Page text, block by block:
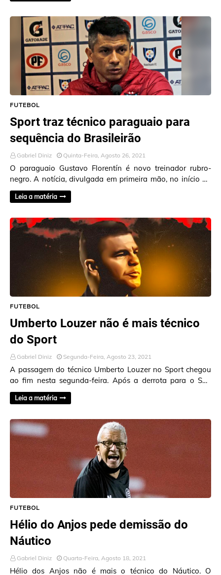
FUTEBOL
Sport traz técnico paraguaio para
sequência do Brasileirão
Gabriel Diniz Quinta-Feira, Agosto 26, 2021
O paraguaio Gustavo Florentín é novo treinador rubro-
negro. A notícia, divulgada em primeira mão, no início da
madrugada desta quinta-feira (26), pel…
Leia a matéria
FUTEBOL
Umberto Louzer não é mais técnico
do Sport
Gabriel Diniz Segunda-Feira, Agosto 23, 2021
A passagem do técnico Umberto Louzer no Sport chegou
ao fim nesta segunda-feira. Após a derrota para o São
Paulo, na Ilha do Retiro, a diretoria do c…
Leia a matéria
FUTEBOL
Hélio do Anjos pede demissão do
Náutico
Gabriel Diniz Quarta-Feira, Agosto 18, 2021
Hélio dos Anjos não é mais o técnico do Náutico. O